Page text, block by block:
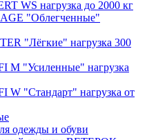
WS нагрузка до 2000 кг
"Облегченные"
"Лёгкие" нагрузка 300
M "Усиленные" нагрузка
W "Стандарт" нагрузка от
одежды и обуви